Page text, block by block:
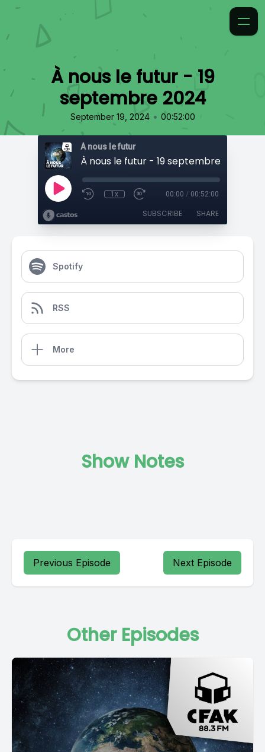
À nous le futur - 19
septembre 2024
September 19, 2024 • 00:52:00
À nous le futur
À nous le futur - 19 septembre 2024
1x 00:00 / 00:52:00
SUBSCRIBE SHARE
Spotify
RSS
More
Show Notes
Previous Episode Next Episode
Other Episodes